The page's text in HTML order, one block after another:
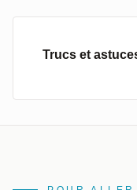
Trucs et